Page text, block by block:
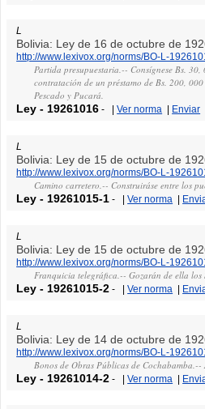
L
Bolivia: Ley de 16 de octubre de
http://www.lexivox.org/norms/BO-L-
Partida presupuestaria.-- Consígnese Bs.
contratación de un préstamo de Bs. 200,
Pescado y Pucará.
Ley - 19261016 - |Ver norma | Enviar
L
Bolivia: Ley de 15 de octubre de
http://www.lexivox.org/norms/BO-L-
Camino carretero.-- Construiráse entre los
Ley - 19261015-1 - |Ver norma |
L
Bolivia: Ley de 15 de octubre de
http://www.lexivox.org/norms/BO-L-
Franquicia telegráfica.-- Gozarán de ella los
Ley - 19261015-2 - |Ver norma |
L
Bolivia: Ley de 14 de octubre de
http://www.lexivox.org/norms/BO-L-
Bonos de Obras Públicas de
Ley - 19261014-2 - |Ver norma |